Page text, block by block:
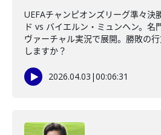
UEFAチャンピオンズリーグ準々決
ド vs バイエルン・ミュンヘン。名
ヴァーチャル実況で展開。勝敗の
しますか？
2026.04.03 |00:06:31